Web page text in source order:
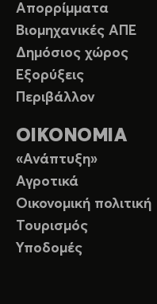
Απορρίμματα
Βιομηχανικές ΑΠΕ
Δημόσιος χώρος
Εξορύξεις
Περιβάλλον
ΟΙΚΟΝΟΜΙΑ
«Ανάπτυξη»
Αγροτικά
Οικονομική πολιτική
Τουρισμός
Υποδομές